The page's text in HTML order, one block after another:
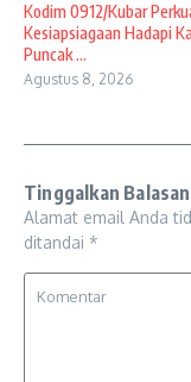
Kodim 0912/Kubar
Kesiapsiagaan Hadapi
Puncak ...
Agustus 8, 2026
Tinggalkan Balasan
Alamat email Anda
ditandai *